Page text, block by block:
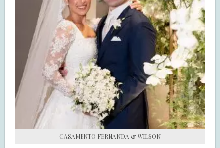
CASAMENTO FERNANDA & WILSON